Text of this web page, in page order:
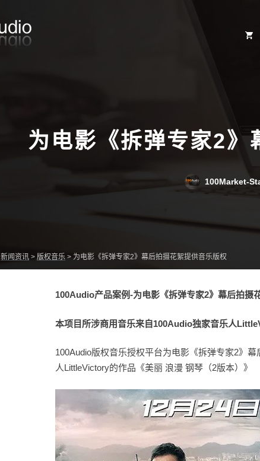
为电影《拆弹专家2》
100Market-
新闻资讯 > 版权音乐 > 为电影《拆弹专家2》幕后拍摄花絮提供音乐版权
100Audio产品案例-为电影《拆弹专家2》幕后拍摄
本项目所涉商用音乐来自100Audio独家音乐人
100Audio版权音乐授权平台为电影《拆弹专家2》
人LittleVictory的作品《美丽 浪漫 钢琴（2版本）》